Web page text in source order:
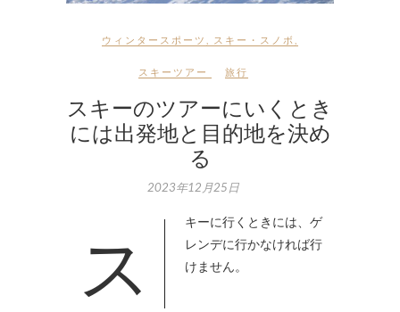
ウィンタースポーツ スキー・スノボ
スキーツアー 旅行
スキーのツアーにいくとき
には出発地と目的地を決め
る
2023年12月25日
スキーに行くときには、ゲ
レンデに行かなければ行
けません。